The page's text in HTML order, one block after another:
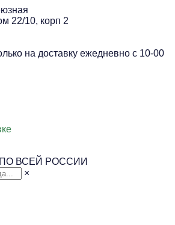
22/10, корп 2
на доставку ежедневно с 10-00
ВСЕЙ РОССИИ
×